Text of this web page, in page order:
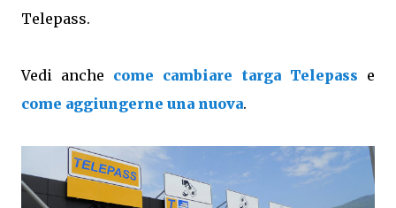
Telepass.
Vedi anche come cambiare targa Telepass e
come aggiungerne una nuova.